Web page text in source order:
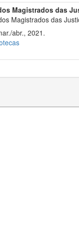
Magistrados das
Magistrados das
abr., 2021.